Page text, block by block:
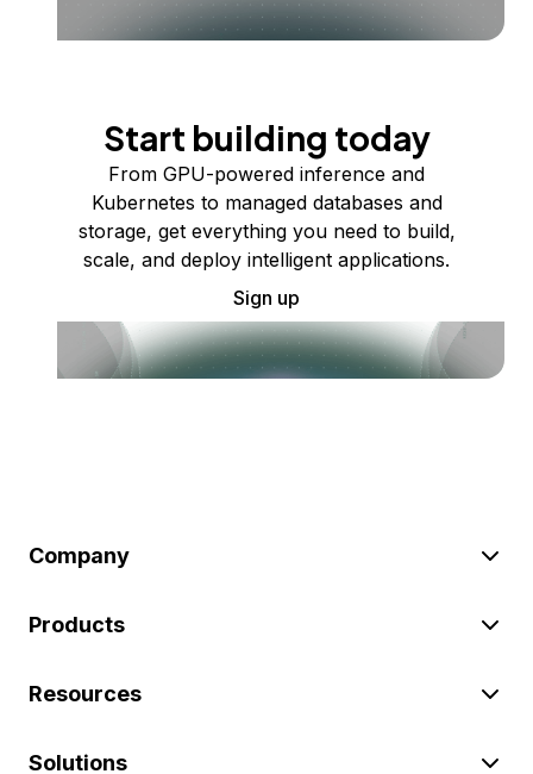
Start building today
From GPU-powered inference and
Kubernetes to managed databases and
storage, get everything you need to build,
scale, and deploy intelligent applications.
Sign up
Company
Products
Resources
Solutions